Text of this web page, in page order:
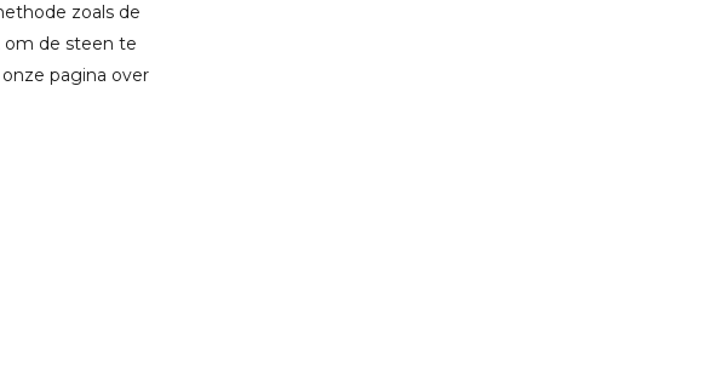
zoals de
om de steen te
pagina over